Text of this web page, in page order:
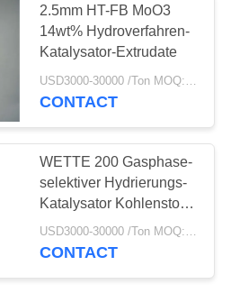
2.5mm HT-FB MoO3
14wt% Hydroverfahren-
Katalysator-Extrudate
USD3000-30000 /Ton MOQ:1 Kilogramm
CONTACT
WETTE 200 Gasphase-
selektiver Hydrierungs-
Katalysator Kohlenstoff-
LSBC-H-33 drei
USD3000-30000 /Ton MOQ:1 Kilogramm
CONTACT